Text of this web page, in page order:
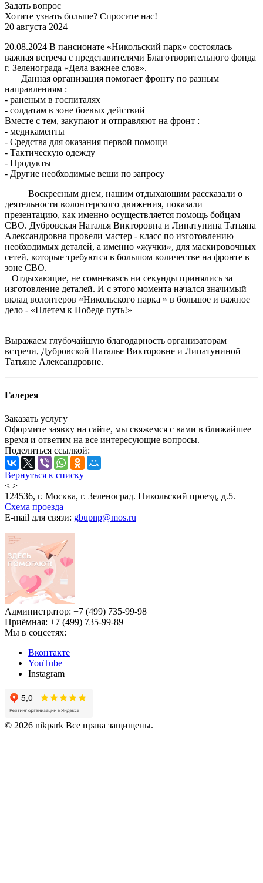
Задать вопрос
Хотите узнать больше? Спросите нас!
20 августа 2024
20.08.2024 В пансионате «Никольский парк» состоялась
важная встреча с представителями Благотворительного фонда
г. Зеленограда «Дела важнее слов».
Данная организация помогает фронту по разным
направлениям :
- раненым в госпиталях
- солдатам в зоне боевых действий
Вместе с тем, закупают и отправляют на фронт :
- медикаменты
- Средства для оказания первой помощи
- Тактическую одежду
- Продукты
- Другие необходимые вещи по запросу
Воскресным днем, нашим отдыхающим рассказали о
деятельности волонтерского движения, показали
презентацию, как именно осуществляется помощь бойцам
СВО. Дубровская Наталья Викторовна и Липатунина Татьяна
Александровна провели мастер - класс по изготовлению
необходимых деталей, а именно «жучки», для маскировочных
сетей, которые требуются в большом количестве на фронте в
зоне СВО.
Отдыхающие, не сомневаясь ни секунды принялись за
изготовление деталей. И с этого момента начался значимый
вклад волонтеров «Никольского парка » в большое и важное
дело - «Плетем к Победе путь!»
Выражаем глубочайшую благодарность организаторам
встречи, Дубровской Наталье Викторовне и Липатуниной
Татьяне Александровне.
Галерея
Заказать услугу
Оформите заявку на сайте, мы свяжемся с вами в ближайшее
время и ответим на все интересующие вопросы.
Поделиться ссылкой:
Вернуться к списку
< >
124536, г. Москва, г. Зеленоград. Никольский проезд, д.5.
Схема проезда
E-mail для связи: gbupnp@mos.ru
Администратор: +7 (499) 735-99-98
Приёмная: +7 (499) 735-99-89
Мы в соцсетях:
Вконтакте
YouTube
Instagram
© 2026 nikpark Все права защищены.